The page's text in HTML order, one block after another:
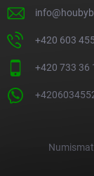
info@
+420 603
+420 733 36